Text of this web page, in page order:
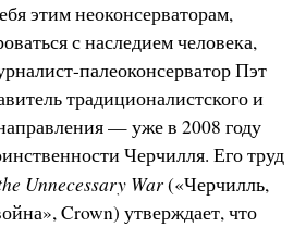
этим неоконсерваторам,
с наследием человека,
палеоконсерватор Пэт
традиционалистского и
— уже в 2008 году
Черчилля. Его труд
Unnecessary War(«Черчилль,
Crown) утверждает, что